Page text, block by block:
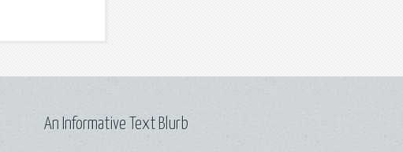
An Informative Text Blurb